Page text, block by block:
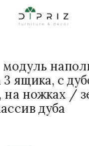
ящика, с
на ножках /
дуба